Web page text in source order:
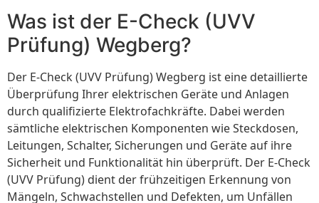
Was ist der E-Check (UVV
Prüfung) Wegberg?
Der E-Check (UVV Prüfung) Wegberg ist eine detaillierte
Überprüfung Ihrer elektrischen Geräte und Anlagen
durch qualifizierte Elektrofachkräfte. Dabei werden
sämtliche elektrischen Komponenten wie Steckdosen,
Leitungen, Schalter, Sicherungen und Geräte auf ihre
Sicherheit und Funktionalität hin überprüft. Der E-Check
(UVV Prüfung) dient der frühzeitigen Erkennung von
Mängeln, Schwachstellen und Defekten, um Unfällen